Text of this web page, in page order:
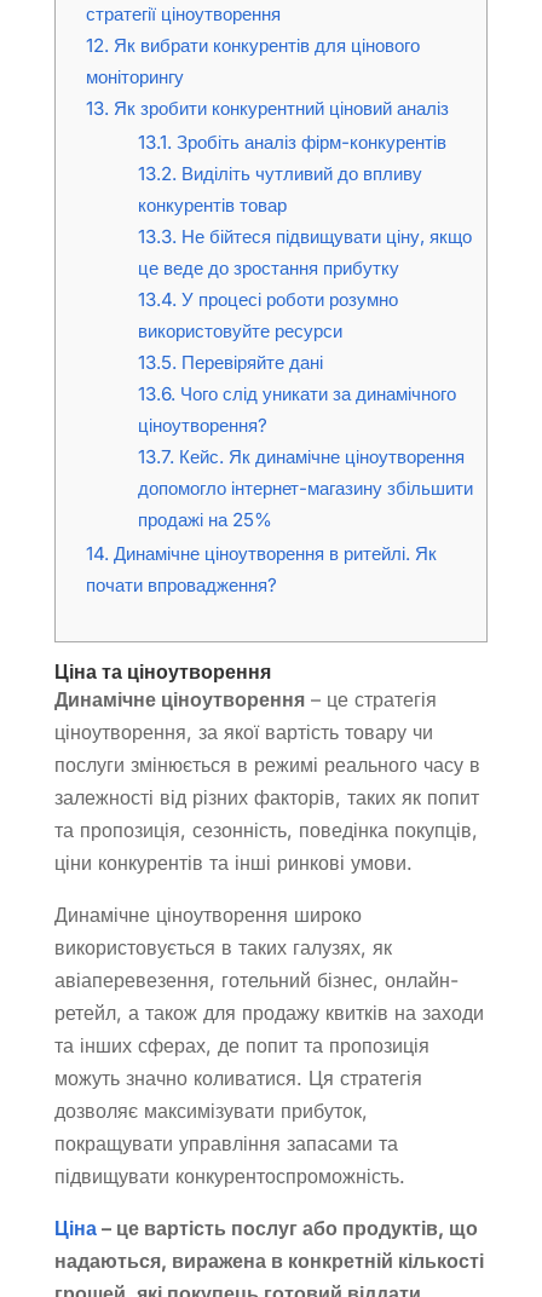
стратегії ціноутворення
12. Як вибрати конкурентів для цінового
моніторингу
13. Як зробити конкурентний ціновий аналіз
13.1. Зробіть аналіз фірм-конкурентів
13.2. Виділіть чутливий до впливу
конкурентів товар
13.3. Не бійтеся підвищувати ціну, якщо
це веде до зростання прибутку
13.4. У процесі роботи розумно
використовуйте ресурси
13.5. Перевіряйте дані
13.6. Чого слід уникати за динамічного
ціноутворення?
13.7. Кейс. Як динамічне ціноутворення
допомогло інтернет-магазину збільшити
продажі на 25%
14. Динамічне ціноутворення в ритейлі. Як
почати впровадження?
Ціна та ціноутворення
Динамічне ціноутворення– це стратегія
ціноутворення, за якої вартість товару чи
послуги змінюється в режимі реального часу в
залежності від різних факторів, таких як попит
та пропозиція, сезонність, поведінка покупців,
ціни конкурентів та інші ринкові умови.
Динамічне ціноутворення широко
використовується в таких галузях, як
авіаперевезення, готельний бізнес, онлайн-
ретейл, а також для продажу квитків на заходи
та інших сферах, де попит та пропозиція
можуть значно коливатися. Ця стратегія
дозволяє максимізувати прибуток,
покращувати управління запасами та
підвищувати конкурентоспроможність.
Ціна– це вартість послуг або продуктів, що
надаються, виражена в конкретній кількості